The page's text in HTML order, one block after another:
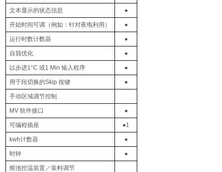
文本显示的状态信息 ●
开始时间可调（例如：针对夜电利用） ●
运行时数计数器 ●
自我优化 ●
以步进1°C或1 Min输入程序 ●
用于段切换的Skip按键 ●
手动区域调节控制
MV软件接口 ●
可编程插座 ●1
kwh计数器 ●
时钟 ●
熔池控温装置／装料调节